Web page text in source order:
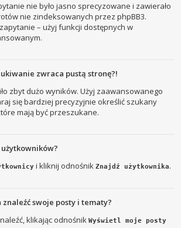
nie było jasno sprecyzowane i zawierało
nie zindeksowanych przez phpBB3.
– użyj funkcji dostępnych w
zwraca pustą stronę?!
zbyt dużo wyników. Użyj zaawansowanego
się bardziej precyzyjnie określić szukany
mają być przeszukane.
użytkowników?
i kliknij odnośnikZnajdź użytkownika.
znaleźć swoje posty i tematy?
klikając odnośnikWyświetl moje posty